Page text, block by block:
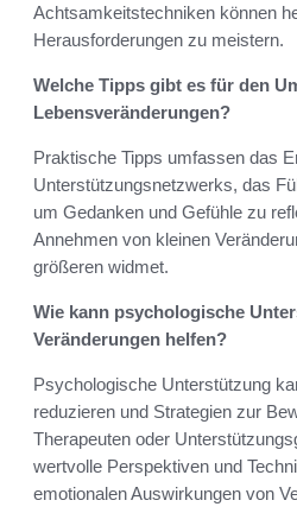
Achtsamkeitstechniken können
Herausforderungen zu meistern.
Welche Tipps gibt es für den
Lebensveränderungen?
Praktische Tipps umfassen das
Unterstützungsnetzwerks, das
um Gedanken und Gefühle zu
Annehmen von kleinen
größeren widmet.
Wie kann psychologische
Veränderungen helfen?
Psychologische Unterstützung
reduzieren und Strategien zur
Therapeuten oder
wertvolle Perspektiven und
emotionalen Auswirkungen von